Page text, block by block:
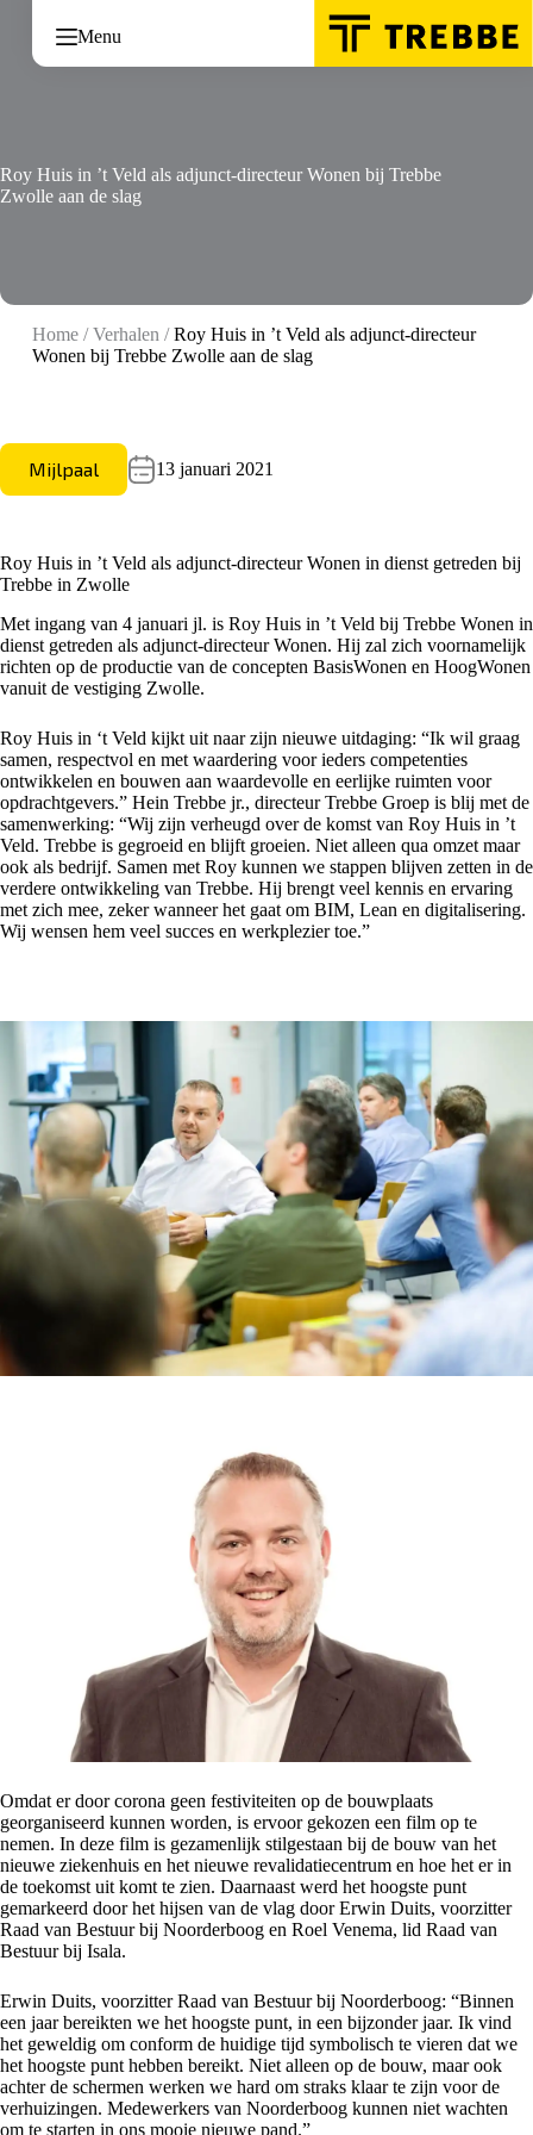
inhoud
Menu
Roy Huis in ’t Veld als adjunct-directeur Wonen bij Trebbe
Zwolle aan de slag
Home/Verhalen /Roy Huis in ’t Veld als adjunct-directeur
Wonen bij Trebbe Zwolle aan de slag
Mijlpaal 13 januari 2021
Roy Huis in ’t Veld als adjunct-directeur Wonen in dienst getreden bij
Trebbe in Zwolle
Met ingang van 4 januari jl. is Roy Huis in ’t Veld bij Trebbe Wonen in
dienst getreden als adjunct-directeur Wonen. Hij zal zich voornamelijk
richten op de productie van de concepten BasisWonen en HoogWonen
vanuit de vestiging Zwolle.
Roy Huis in ‘t Veld kijkt uit naar zijn nieuwe uitdaging: “Ik wil graag
samen, respectvol en met waardering voor ieders competenties
ontwikkelen en bouwen aan waardevolle en eerlijke ruimten voor
opdrachtgevers.” Hein Trebbe jr., directeur Trebbe Groep is blij met de
samenwerking: “Wij zijn verheugd over de komst van Roy Huis in ’t
Veld. Trebbe is gegroeid en blijft groeien. Niet alleen qua omzet maar
ook als bedrijf. Samen met Roy kunnen we stappen blijven zetten in de
verdere ontwikkeling van Trebbe. Hij brengt veel kennis en ervaring
met zich mee, zeker wanneer het gaat om BIM, Lean en digitalisering.
Wij wensen hem veel succes en werkplezier toe.”
Omdat er door corona geen festiviteiten op de bouwplaats
georganiseerd kunnen worden, is ervoor gekozen een film op te
nemen. In deze film is gezamenlijk stilgestaan bij de bouw van het
nieuwe ziekenhuis en het nieuwe revalidatiecentrum en hoe het er in
de toekomst uit komt te zien. Daarnaast werd het hoogste punt
gemarkeerd door het hijsen van de vlag door Erwin Duits, voorzitter
Raad van Bestuur bij Noorderboog en Roel Venema, lid Raad van
Bestuur bij Isala.
Erwin Duits, voorzitter Raad van Bestuur bij Noorderboog: “Binnen
een jaar bereikten we het hoogste punt, in een bijzonder jaar. Ik vind
het geweldig om conform de huidige tijd symbolisch te vieren dat we
het hoogste punt hebben bereikt. Niet alleen op de bouw, maar ook
achter de schermen werken we hard om straks klaar te zijn voor de
verhuizingen. Medewerkers van Noorderboog kunnen niet wachten
om te starten in ons mooie nieuwe pand.”